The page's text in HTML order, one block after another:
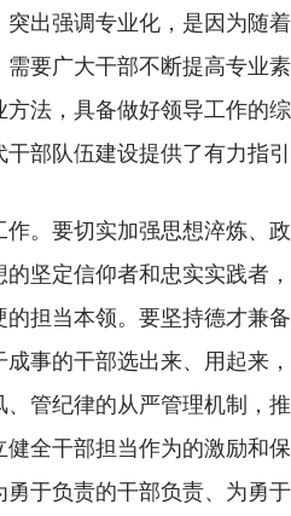
出强调专业化，是因为随
要广大干部不断提高专业
法，具备做好领导工作的
部队伍建设提供了有力指引
要切实加强思想淬炼、政
坚定信仰者和忠实实践者
担当本领。要坚持德才兼
事的干部选出来、用起来
管纪律的从严管理机制，
全干部担当作为的激励和
于负责的干部负责、为勇